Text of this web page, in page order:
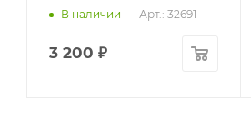
В наличии Арт.: 32691
3 200 ₽